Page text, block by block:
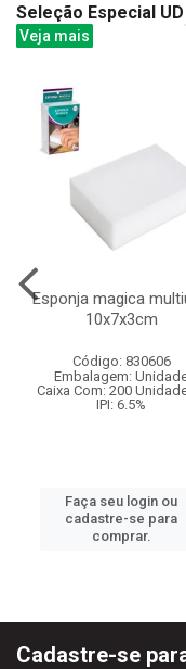
Seleção Especial UD
Veja mais
Esponja magica
10x7x3cm
Código: 830606
Embalagem:
Caixa Com: 200
IPI: 6.5%
Faça seu login ou
cadastre-se para
comprar.
Cadastre-se